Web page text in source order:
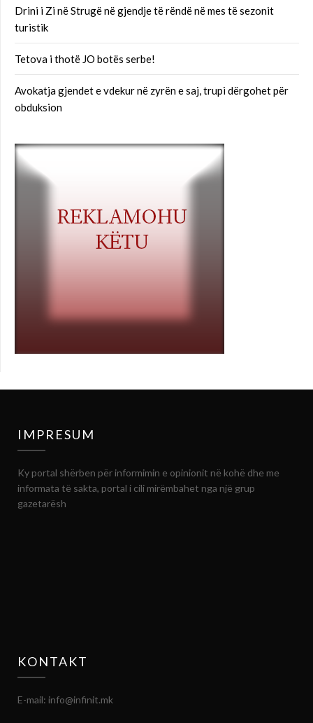
Drini i Zi në Strugë në gjendje të rëndë në mes të sezonit
turistik
Tetova i thotë JO botës serbe!
Avokatja gjendet e vdekur në zyrën e saj, trupi dërgohet për
obduksion
IMPRESUM
Ky portal shërben për informimin e opinionit në kohë dhe me
informata të sakta, portal i cili mirëmbahet nga një grup
gazetarësh
KONTAKT
E-mail: info@infinit.mk